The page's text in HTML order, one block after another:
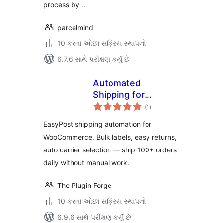
process by …
parcelmind
10 કરતા ઓછા સક્રિય સ્થાપનો
6.7.6 સાથે પરીક્ષણ કર્યું છે
Automated
Shipping for
EasyPost
Bulk Labels, Easy
Returns, Zero
Manual Work
(1 કુલ
રેટિંગ્સ
)
EasyPost shipping automation for
WooCommerce. Bulk labels, easy returns,
auto carrier selection — ship 100+ orders
daily without manual work.
The Plugin Forge
10 કરતા ઓછા સક્રિય સ્થાપનો
6.9.6 સાથે પરીક્ષણ કર્યું છે